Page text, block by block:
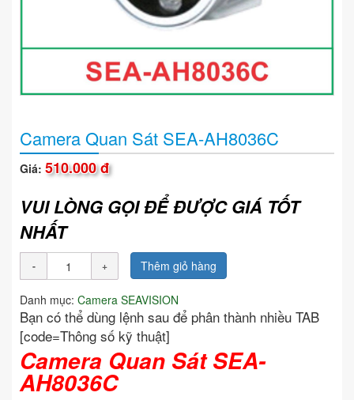
Camera Quan Sát SEA-AH8036C
Giá: 510.000 đ
VUI LÒNG GỌI ĐỂ ĐƯỢC GIÁ TỐT
NHẤT
Thêm giỏ hàng
Danh mục: Camera SEAVISION
Bạn có thể dùng lệnh sau để phân thành nhiều TAB
[code=Thông số kỹ thuật]
Camera Quan Sát SEA-
AH8036C